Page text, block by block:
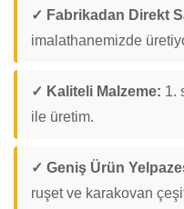
✓ Fabrikadan Direkt
imalathanemizde
✓ Kaliteli Malzeme: 1.
ile üretim.
✓ Geniş Ürün
ruşet ve karakovan